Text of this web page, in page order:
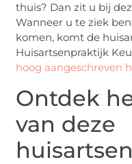
thuis? Dan zit u bij
Wanneer u te ziek
komen, komt de
Huisartsenpraktijk
hoog aangeschreven
Ontdek
van deze